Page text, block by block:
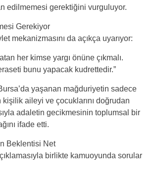
edilmemesi gerektiğini vurguluyor.
Gerekiyor
mekanizmasını da açıkça uyarıyor:
her kimse yargı önüne çıkmalı.
bunu yapacak kudrettedir.”
yaşanan mağduriyetin sadece
kişilik aileyi ve çocuklarını doğrudan
adaletin gecikmesinin toplumsal bir
ifade etti.
Beklentisi Net
birlikte kamuoyunda sorular